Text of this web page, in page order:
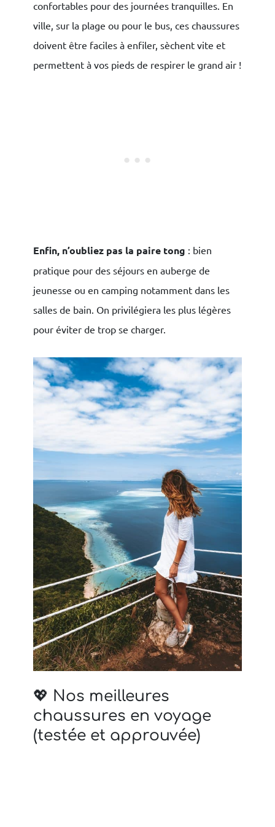
confortables pour des journées tranquilles. En
ville, sur la plage ou pour le bus, ces chaussures
doivent être faciles à enfiler, sèchent vite et
permettent à vos pieds de respirer le grand air !
Enfin, n’oubliez pas la paire tong : bien
pratique pour des séjours en auberge de
jeunesse ou en camping notamment dans les
salles de bain. On privilégiera les plus légères
pour éviter de trop se charger.
💖 Nos meilleures
chaussures en voyage
(testée et approuvée)